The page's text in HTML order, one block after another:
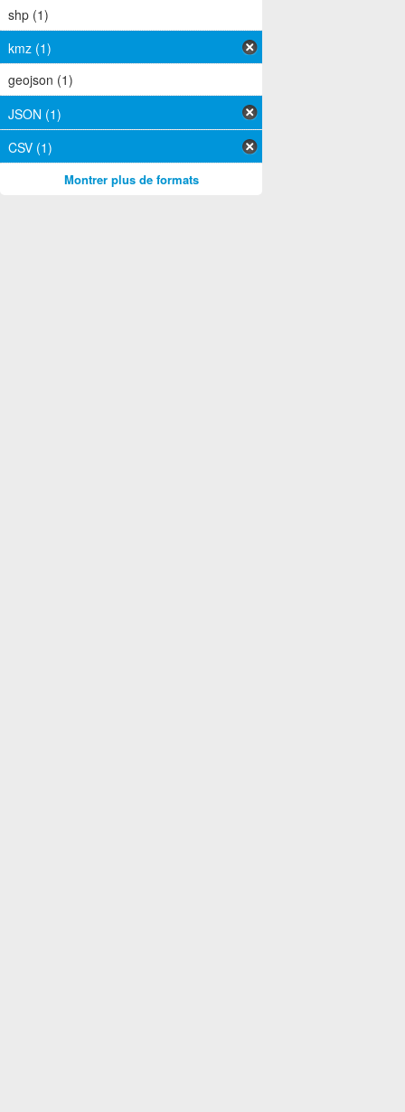
shp (1)
kmz (1)
geojson (1)
JSON (1)
CSV (1)
Montrer plus de formats